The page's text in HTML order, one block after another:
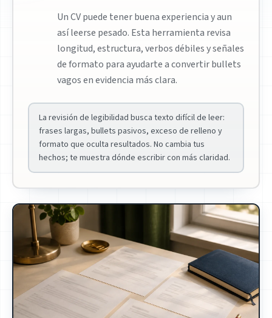
Un CV puede tener buena experiencia y aun
así leerse pesado. Esta herramienta revisa
longitud, estructura, verbos débiles y señales
de formato para ayudarte a convertir bullets
vagos en evidencia más clara.
La revisión de legibilidad busca texto difícil de leer:
frases largas, bullets pasivos, exceso de relleno y
formato que oculta resultados. No cambia tus
hechos; te muestra dónde escribir con más claridad.